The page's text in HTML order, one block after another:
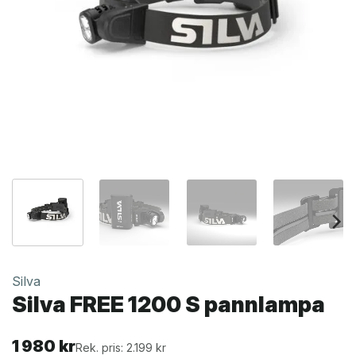
Silva
Silva FREE 1200 S pannlampa
1 980 krRek. pris: 2.199 kr